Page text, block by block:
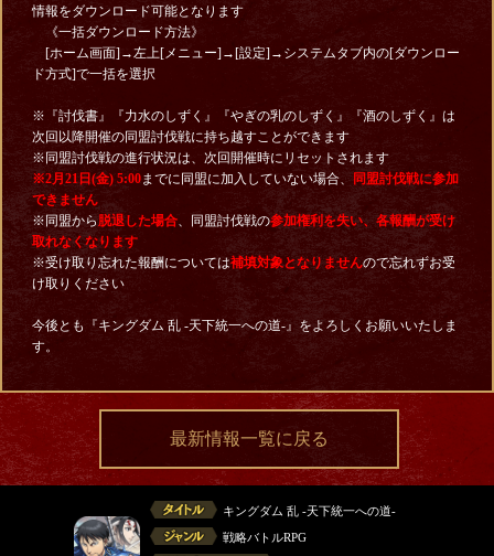
情報をダウンロード可能となります
《一括ダウンロード方法》
[ホーム画面]→左上[メニュー]→[設定]→システムタブ内の[ダウンロー
ド方式]で一括を選択
※『討伐書』『力水のしずく』『やぎの乳のしずく』『酒のしずく』は
次回以降開催の同盟討伐戦に持ち越すことができます
※同盟討伐戦の進行状況は、次回開催時にリセットされます
※2月21日(金) 5:00までに同盟に加入していない場合、
同盟討伐戦に参加
できません
※同盟から脱退した場合、同盟討伐戦の参加権利を失い、各報酬が受け
取れなくなります
※受け取り忘れた報酬については補填対象となりませんので忘れずお受
け取りください
今後とも『キングダム 乱 -天下統一への道-』をよろしくお願いいたしま
す。
最新情報一覧に戻る
キングダム 乱 -天下統一への道-
戦略バトルRPG